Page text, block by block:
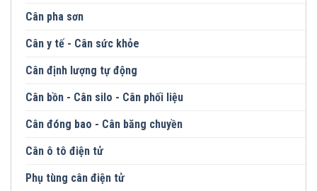
Cân pha sơn
Cân y tế - Cân sức khỏe
Cân định lượng tự động
Cân bồn - Cân silo - Cân phối liệu
Cân đóng bao - Cân băng chuyền
Cân ô tô điện tử
Phụ tùng cân điện tử